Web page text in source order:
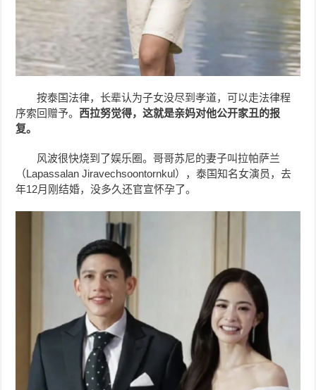
按泰国法律，长辈认为子女没尽到孝道，可以走法律程
序索回赠予。西拉努觉得，这就是亲妈对他公开家丑的报
复。
风波很快烧到了娱乐圈。哥哥苏尼的妻子叫拉帕萨兰
（Lapassalan Jiravechsoontornkul），泰国知名女演员，去
年12月刚结婚，没多久还官宣怀孕了。